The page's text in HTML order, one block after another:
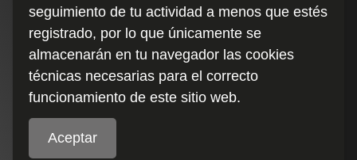
seguimiento de tu actividad a menos que estés
registrado, por lo que únicamente se
almacenarán en tu navegador las cookies
técnicas necesarias para el correcto
funcionamiento de este sitio web.
Aceptar